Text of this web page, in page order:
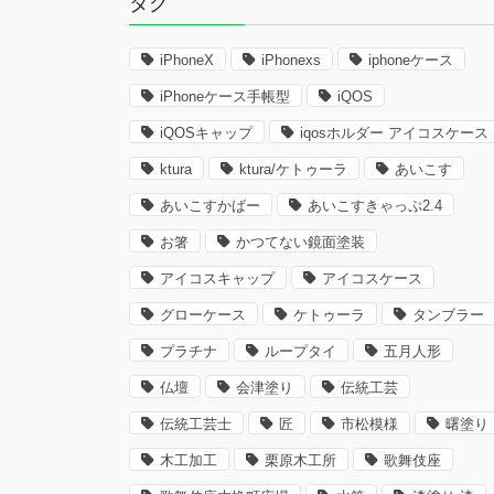
iPhoneX iPhonexs iphoneケース
iPhoneケース手帳型 iQOS
iQOSキャップ iqosホルダー アイコスケース
ktura ktura/ケトゥーラ あいこす
あいこすかばー あいこすきゃっぷ2.4
お箸 かつてない鏡面塗装
アイコスキャップ アイコスケース
グローケース ケトゥーラ タンブラー
プラチナ ループタイ 五月人形
仏壇 会津塗り 伝統工芸
伝統工芸士 匠 市松模様 曙塗り
木工加工 栗原木工所 歌舞伎座